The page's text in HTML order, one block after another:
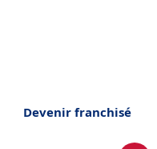
Devenir franchisé